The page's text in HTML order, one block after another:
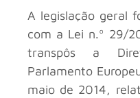
A legislação geral
com a Lei n.º 29/
transpôs a
Parlamento
maio de 2014,